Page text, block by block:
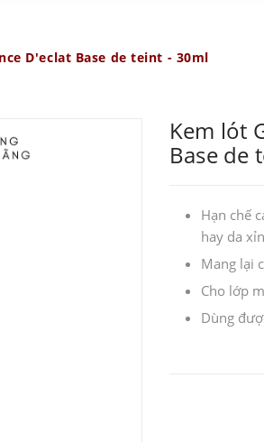
D'eclat Base de teint - 30ml
Kem lót
Base de
Hạn chế
hay da
Mang lại
Cho lớp
Dùng